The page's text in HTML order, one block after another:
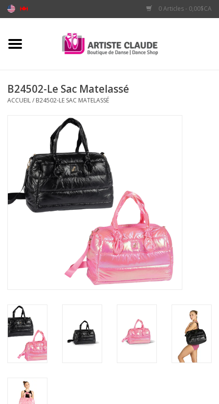
0 Articles - 0,00$CA
Accueil
Vêtements
Marques
B24502-Le Sac Matelassé
ACCUEIL/ B24502-LE SAC MATELASSÉ